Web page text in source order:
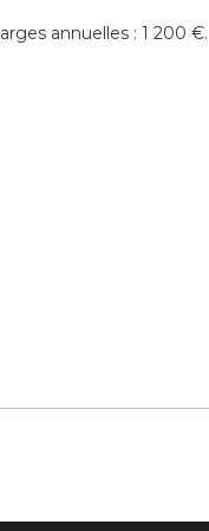
annuelles : 1 200 €.